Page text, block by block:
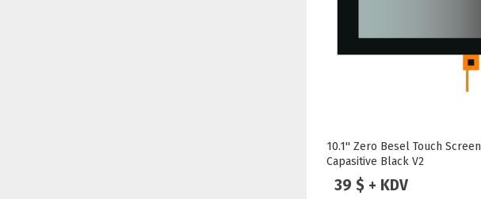
10.1'' Zero Besel Touch Screen
Capasitive Black V2
39 $ + KDV